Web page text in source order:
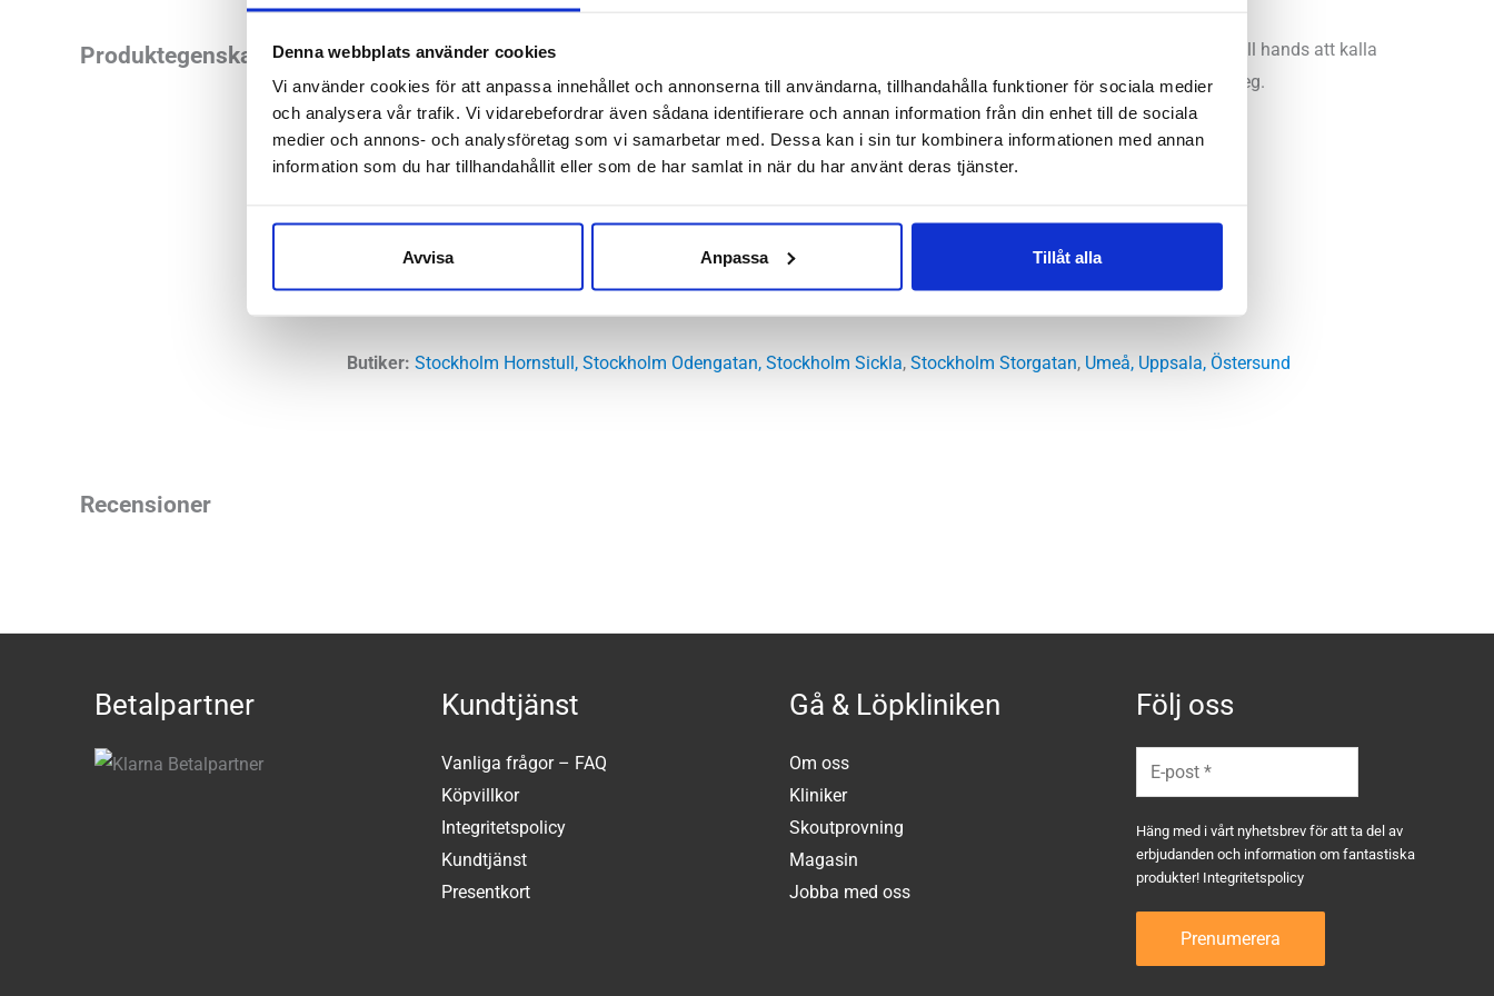
Denna webbplats använder cookies
Vi använder cookies för att anpassa innehållet och annonserna till användarna, tillhandahålla funktioner för sociala medier
och analysera vår trafik. Vi vidarebefordrar även sådana identifierare och annan information från din enhet till de sociala
medier och annons- och analysföretag som vi samarbetar med. Dessa kan i sin tur kombinera informationen med annan
information som du har tillhandahållit eller som de har samlat in när du har använt deras tjänster.
Avvisa Anpassa Tillåt alla
Produktegenskaper
Med låg vikt, riktigt behaglig löpkänsla och dämpning nog för både längre pass och snabba intervaller är det nära till hands att kalla
Asics Gel-Cumulus 25 för en allätare. Det är neutral modell som då självklart passar bäst för dig med neutralt löpsteg.
Läst:Normal
Fotvalv:Normala, höga
Butiker: Stockholm Hornstull, Stockholm Odengatan, Stockholm Sickla, Stockholm Storgatan, Umeå, Uppsala, Östersund
Recensioner
Betalpartner Kundtjänst
Vanliga frågor – FAQ
Köpvillkor
Integritetspolicy
Kundtjänst
Presentkort
Gå & Löpkliniken
Om oss
Kliniker
Skoutprovning
Magasin
Jobba med oss
Följ oss
Häng med i vårt nyhetsbrev för att ta del av
erbjudanden och information om fantastiska
produkter! Integritetspolicy